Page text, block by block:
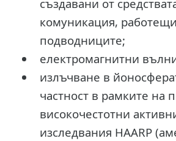
създавани от
комуникация,
подводниците;
електромагнитни
излъчване в
частност в рамките на
високочестотни
изследвания НААRP